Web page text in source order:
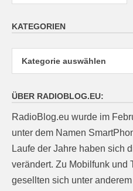
KATEGORIEN
ÜBER RADIOBLOG.EU:
RadioBlog.eu wurde im
unter dem Namen
Laufe der Jahre haben sich
verändert. Zu Mobilfunk und
gesellten sich unter